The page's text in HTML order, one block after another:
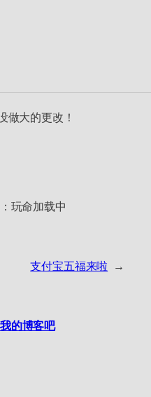
做大的更改！
玩命加载中
支付宝五福来啦 →
的博客吧